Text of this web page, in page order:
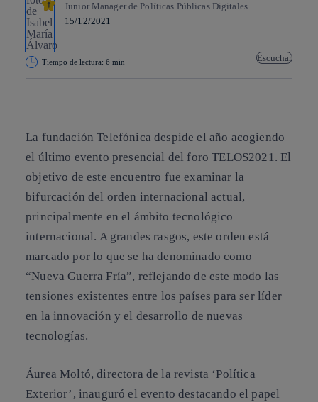
Junior Manager de Políticas Públicas Digitales
15/12/2021
Tiempo de lectura: 6 min Escuchar
La fundación Telefónica despide el año acogiendo
el último evento presencial del foro TELOS2021. El
objetivo de este encuentro fue examinar la
bifurcación del orden internacional actual,
principalmente en el ámbito tecnológico
internacional. A grandes rasgos, este orden está
marcado por lo que se ha denominado como
“Nueva Guerra Fría”, reflejando de este modo las
tensiones existentes entre los países para ser líder
en la innovación y el desarrollo de nuevas
tecnologías.
Áurea Moltó, directora de la revista ‘Política
Exterior’, inauguró el evento destacando el papel